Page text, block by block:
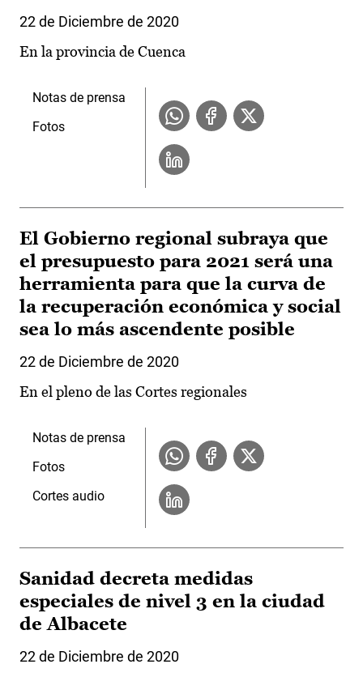
22 de Diciembre de 2020
En la provincia de Cuenca
Notas de prensa
Fotos
El Gobierno regional subraya que
el presupuesto para 2021 será una
herramienta para que la curva de
la recuperación económica y social
sea lo más ascendente posible
22 de Diciembre de 2020
En el pleno de las Cortes regionales
Notas de prensa
Fotos
Cortes audio
Sanidad decreta medidas
especiales de nivel 3 en la ciudad
de Albacete
22 de Diciembre de 2020